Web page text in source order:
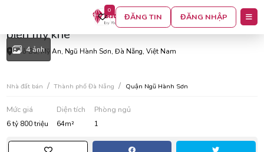
0
ĐĂNG TIN ĐĂNG NHẬP
Bán mảnh đất đẹp , đỗ bá - ngang 5,11m , sát
biển mỹ khê
Đỗ Bá, Mỹ An, Ngũ Hành Sơn, Đà Nẵng, Việt Nam
4 ảnh
Nhà đất bán Thành phố Đà Nẵng Quận Ngũ Hành Sơn
Mức giá
6 tỷ 800 triệu
Diện tích
64m²
Phòng ngủ
1